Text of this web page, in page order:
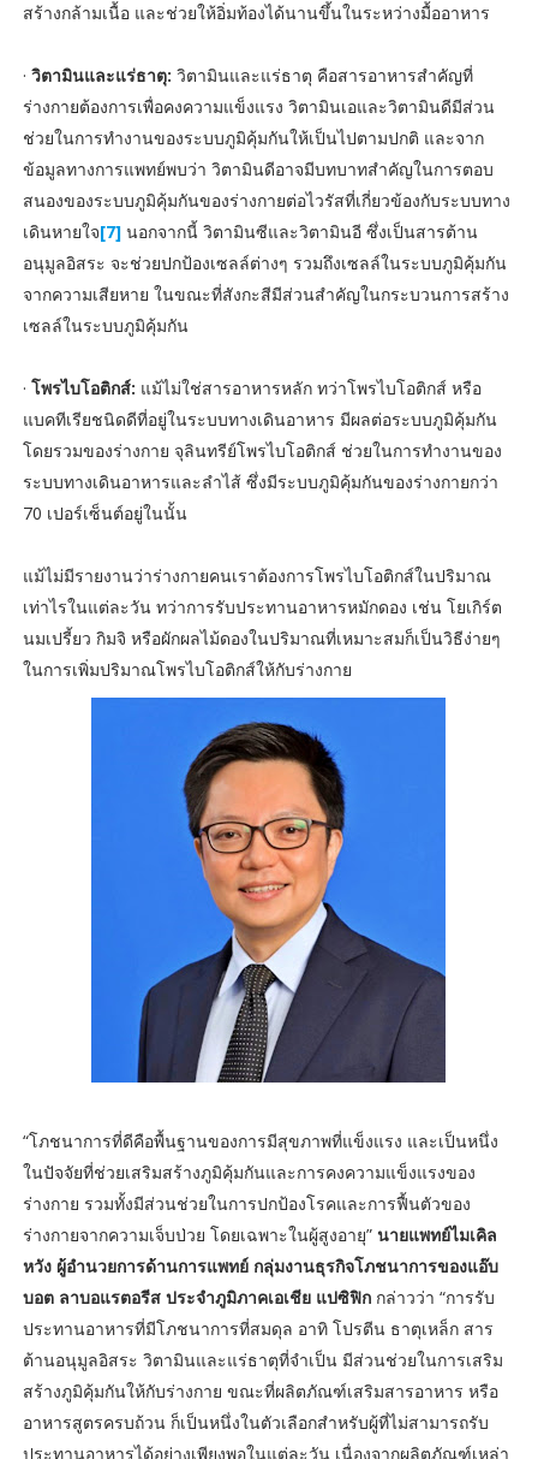
สร้างกล้ามเนื้อ และช่วยให้อิ่มท้องได้นานขึ้นในระหว่างมื้ออาหาร
· วิตามินและแร่ธาตุ: วิตามินและแร่ธาตุ คือสารอาหารสำคัญที่
ร่างกายต้องการเพื่อคงความแข็งแรง วิตามินเอและวิตามินดีมีส่วน
ช่วยในการทำงานของระบบภูมิคุ้มกันให้เป็นไปตามปกติ และจาก
ข้อมูลทางการแพทย์พบว่า วิตามินดีอาจมีบทบาทสำคัญในการตอบ
สนองของระบบภูมิคุ้มกันของร่างกายต่อไวรัสที่เกี่ยวข้องกับระบบทาง
เดินหายใจ[7]นอกจากนี้ วิตามินซีและวิตามินอี ซึ่งเป็นสารต้าน
อนุมูลอิสระ จะช่วยปกป้องเซลล์ต่างๆ รวมถึงเซลล์ในระบบภูมิคุ้มกัน
จากความเสียหาย ในขณะที่สังกะสีมีส่วนสำคัญในกระบวนการสร้าง
เซลล์ในระบบภูมิคุ้มกัน
· โพรไบโอติกส์: แม้ไม่ใช่สารอาหารหลัก ทว่าโพรไบโอติกส์ หรือ
แบคทีเรียชนิดดีที่อยู่ในระบบทางเดินอาหาร มีผลต่อระบบภูมิคุ้มกัน
โดยรวมของร่างกาย จุลินทรีย์โพรไบโอติกส์ ช่วยในการทำงานของ
ระบบทางเดินอาหารและลำไส้ ซึ่งมีระบบภูมิคุ้มกันของร่างกายกว่า
70 เปอร์เซ็นต์อยู่ในนั้น
แม้ไม่มีรายงานว่าร่างกายคนเราต้องการโพรไบโอติกส์ในปริมาณ
เท่าไรในแต่ละวัน ทว่าการรับประทานอาหารหมักดอง เช่น โยเกิร์ต
นมเปรี้ยว กิมจิ หรือผักผลไม้ดองในปริมาณที่เหมาะสมก็เป็นวิธีง่ายๆ
ในการเพิ่มปริมาณโพรไบโอติกส์ให้กับร่างกาย
“โภชนาการที่ดีคือพื้นฐานของการมีสุขภาพที่แข็งแรง และเป็นหนึ่ง
ในปัจจัยที่ช่วยเสริมสร้างภูมิคุ้มกันและการคงความแข็งแรงของ
ร่างกาย รวมทั้งมีส่วนช่วยในการปกป้องโรคและการฟื้นตัวของ
ร่างกายจากความเจ็บป่วย โดยเฉพาะในผู้สูงอายุ” นายแพทย์ไมเคิล
หวัง ผู้อำนวยการด้านการแพทย์ กลุ่มงานธุรกิจโภชนาการของแอ๊บ
บอต ลาบอแรตอรีส ประจำภูมิภาคเอเชีย แปซิฟิก กล่าวว่า “การรับ
ประทานอาหารที่มีโภชนาการที่สมดุล อาทิ โปรตีน ธาตุเหล็ก สาร
ต้านอนุมูลอิสระ วิตามินและแร่ธาตุที่จำเป็น มีส่วนช่วยในการเสริม
สร้างภูมิคุ้มกันให้กับร่างกาย ขณะที่ผลิตภัณฑ์เสริมสารอาหาร หรือ
อาหารสูตรครบถ้วน ก็เป็นหนึ่งในตัวเลือกสำหรับผู้ที่ไม่สามารถรับ
ประทานอาหารได้อย่างเพียงพอในแต่ละวัน เนื่องจากผลิตภัณฑ์เหล่า